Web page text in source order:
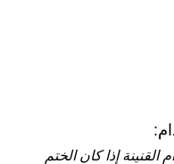
إذا كان الختم